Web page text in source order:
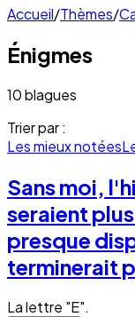
Accueil/Thèmes/
Énigmes
10 blagues
Trier par :
Les mieux notées
Sans moi,
seraient
presque
terminerait
La lettre "E".